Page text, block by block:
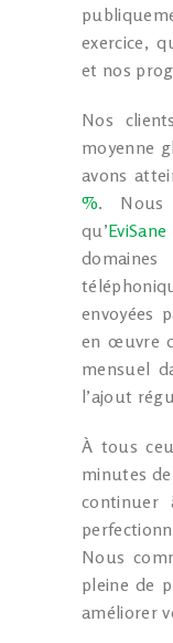
exercice,
et nos
Nos
moyenne
avons
%. Nous
qu’EviSane
envoyées
en œuvre
mensuel
l’ajout
À tous
minutes
continuer
Nous
pleine de
améliorer